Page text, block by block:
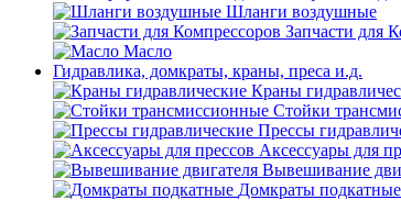
Шланги воздушные
Запчасти для
Масло
Гидравлика, домкраты, краны, преса и.д.
Краны
Стойки
Прессы
Аксессуары для
Вывешивание
Домкраты подкатные